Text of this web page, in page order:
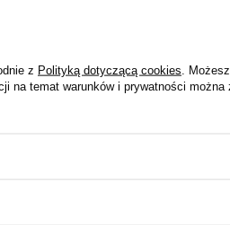
z Polityką dotyczącą cookies .
na temat warunków i prywatności